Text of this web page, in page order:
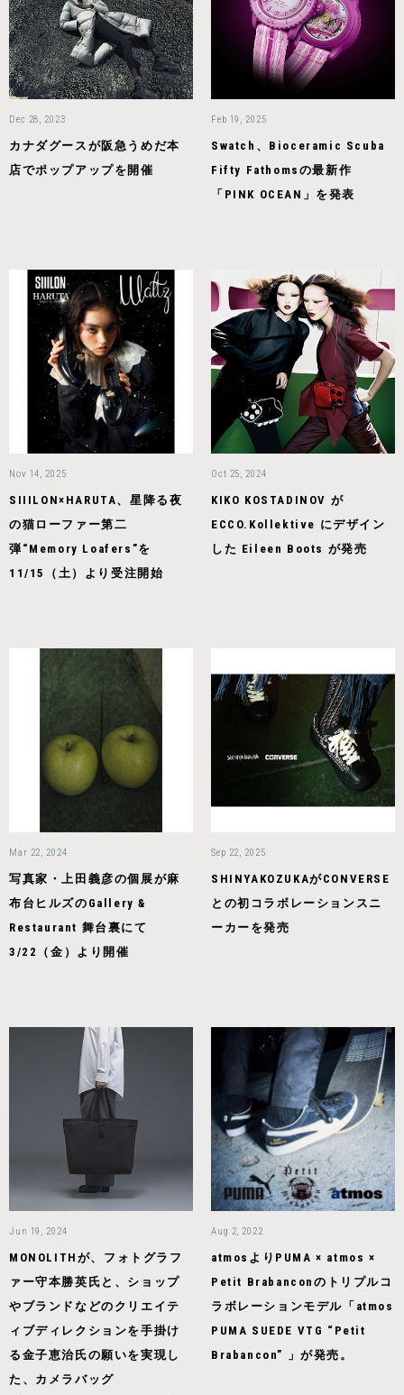
Dec 28, 2023
カナダグースが阪急うめだ本
店でポップアップを開催
Feb 19, 2025
Swatch、Bioceramic Scuba
Fifty Fathomsの最新作
「PINK OCEAN」を発表
Nov 14, 2025
SIIILON×HARUTA、星降る夜
の猫ローファー第二
弾“Memory Loafers”を
11/15（土）より受注開始
Oct 25, 2024
KIKO KOSTADINOV が
ECCO.Kollektive にデザイン
した Eileen Boots が発売
Mar 22, 2024
写真家・上田義彦の個展が麻
布台ヒルズのGallery &
Restaurant 舞台裏にて
3/22（金）より開催
Sep 22, 2025
SHINYAKOZUKAがCONVERSE
との初コラボレーションスニ
ーカーを発売
Jun 19, 2024
MONOLITHが、フォトグラフ
ァー守本勝英氏と、ショップ
やブランドなどのクリエイテ
ィブディレクションを手掛け
る金子恵治氏の願いを実現し
た、カメラバッグ
Aug 2, 2022
atmosよりPUMA × atmos ×
Petit Brabanconのトリプルコ
ラボレーションモデル「atmos
PUMA SUEDE VTG “Petit
Brabancon” 」が発売。